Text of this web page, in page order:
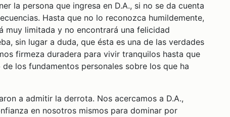
la persona que ingresa en D.A., si no se da cuenta
Hasta que no lo reconozca humildemente,
muy limitada y no encontrará una felicidad
sin lugar a duda, que ésta es una de las verdades
firmeza duradera para vivir tranquilos hasta que
los fundamentos personales sobre los que ha
a admitir la derrota. Nos acercamos a D.A.,
en nosotros mismos para dominar por